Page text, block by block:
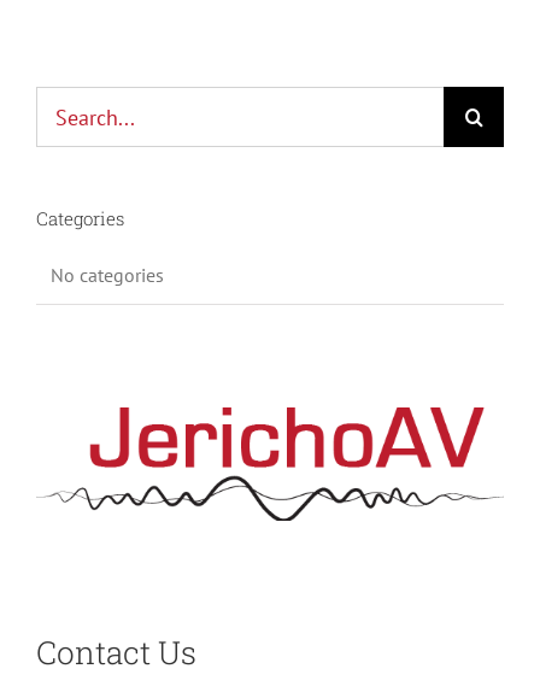
Categories
No categories
Contact Us